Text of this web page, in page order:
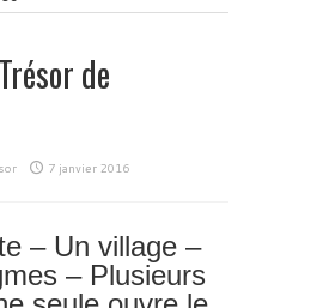
de
7 janvier 2016
– Un village –
– Plusieurs